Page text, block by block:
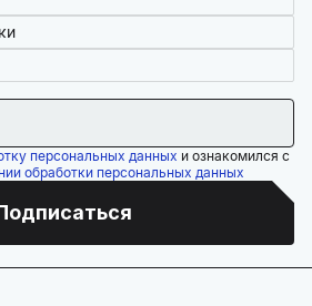
персональных данных и ознакомился с
обработки персональных данных